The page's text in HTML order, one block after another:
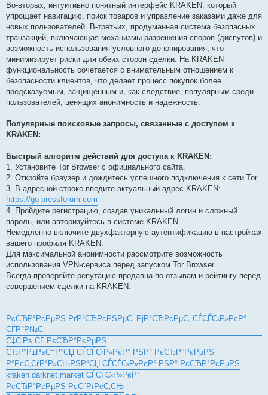
Во-вторых, интуитивно понятный интерфейс KRAKEN, который
упрощает навигацию, поиск товаров и управление заказами даже для
новых пользователей. В-третьих, продуманная система безопасных
транзакций, включающая механизмы разрешения споров (диспутов) и
возможность использования условного депонирования, что
минимизирует риски для обеих сторон сделки. На KRAKEN
функциональность сочетается с внимательным отношением к
безопасности клиентов, что делает процесс покупок более
предсказуемым, защищенным и, как следствие, популярным среди
пользователей, ценящих анонимность и надежность.
Популярные поисковые запросы, связанные с доступом к
KRAKEN:
Быстрый алгоритм действий для доступа к KRAKEN:
1. Установите Tor Browser с официального сайта.
2. Откройте браузер и дождитесь успешного подключения к сети Tor.
3. В адресной строке введите актуальный адрес KRAKEN:
https://go-pressforum.com
4. Пройдите регистрацию, создав уникальный логин и сложный
пароль, или авторизуйтесь в системе KRAKEN.
Немедленно включите двухфакторную аутентификацию в настройках
вашего профиля KRAKEN.
Для максимальной анонимности рассмотрите возможность
использования VPN-сервиса перед запуском Tor Browser.
Всегда проверяйте репутацию продавца по отзывам и рейтингу перед
совершением сделки на KRAKEN.
РєСЂР°РєРµРЅ РґР°СЂРєРЅРµС‚ РјР°СЂРєРµС‚ СЃСЃС‹Р»РєР°
СЃР°Р№С‚
С‡С‚Рѕ СЃ РєСЂР°РєРµРЅ
СЂР°Р±РѕС‡Р°СЏ СЃСЃС‹Р»РєР° РЅР° РєСЂР°РєРµРЅ
Р°РєС‚СѓР°Р»СЊРЅР°СЏ СЃСЃС‹Р»РєР° РЅР° РєСЂР°РєРµРЅ
kraken darknet market СЃСЃС‹Р»РєР°
РєСЂР°РєРµРЅ РєСѓРїРёС‚СЊ